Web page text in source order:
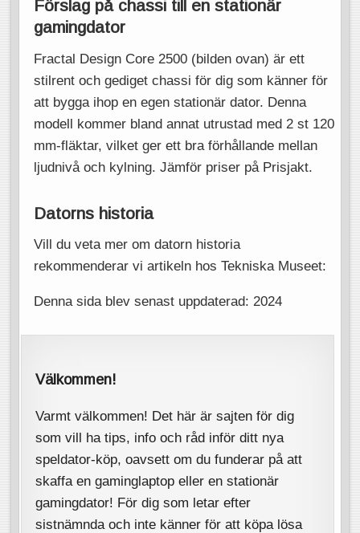
Förslag på chassi till en stationär
gamingdator
Fractal Design Core 2500 (bilden ovan) är ett
stilrent och gediget chassi för dig som känner för
att bygga ihop en egen stationär dator. Denna
modell kommer bland annat utrustad med 2 st 120
mm-fläktar, vilket ger ett bra förhållande mellan
ljudnivå och kylning. Jämför priser på Prisjakt.
Datorns historia
Vill du veta mer om datorn historia
rekommenderar vi artikeln hos Tekniska Museet:
Denna sida blev senast uppdaterad: 2024
Välkommen!
Varmt välkommen! Det här är sajten för dig
som vill ha tips, info och råd inför ditt nya
speldator-köp, oavsett om du funderar på att
skaffa en gaminglaptop eller en stationär
gamingdator! För dig som letar efter
sistnämnda och inte känner för att köpa lösa